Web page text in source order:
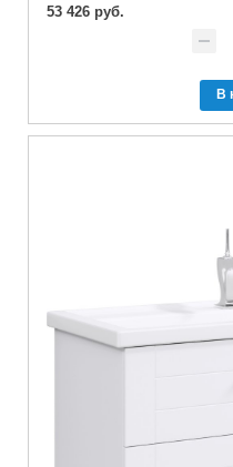
53 426 руб.
В